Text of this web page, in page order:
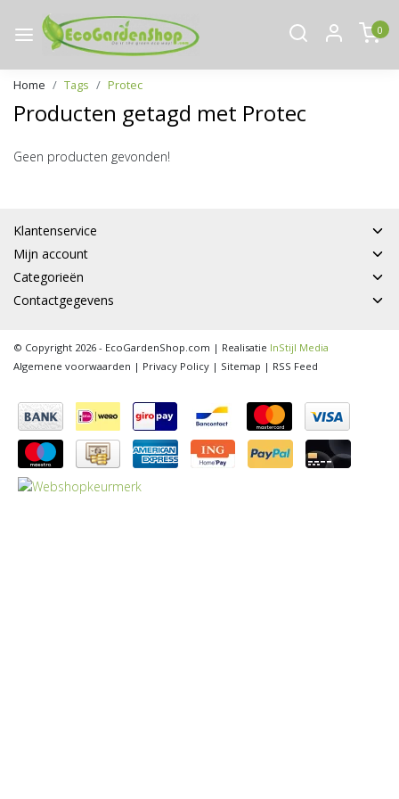
0
Home Tags Protec
Producten getagd met Protec
Geen producten gevonden!
Klantenservice
Mijn account
Categorieën
Contactgegevens
© Copyright 2026 - EcoGardenShop.com | Realisatie InStijl Media
Algemene voorwaarden | Privacy Policy | Sitemap | RSS Feed